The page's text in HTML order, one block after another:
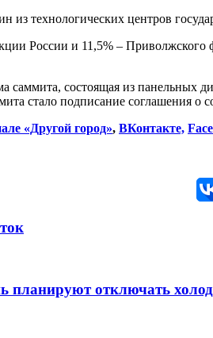
технологических центров
России и 11,5% –
саммита, состоящая из
стало подписание соглашения о
«Другой город», ВКонтакте,
планируют отключать